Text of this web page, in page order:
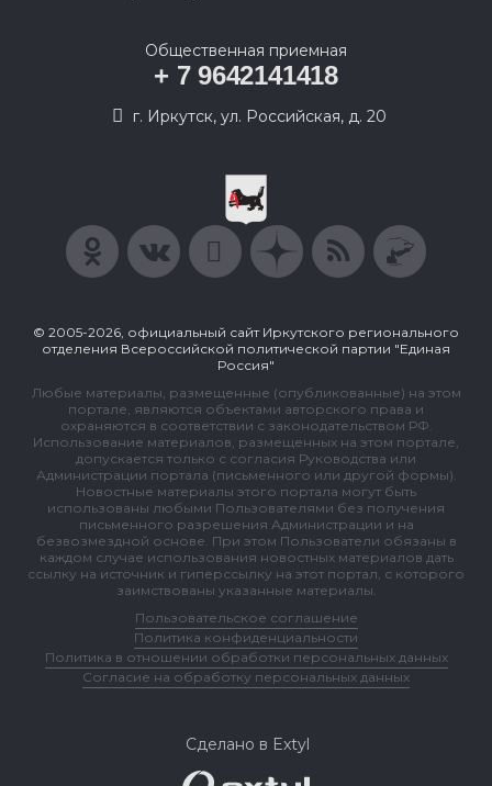
Общественная приемная
+ 7 9642141418
г. Иркутск, ул. Российская, д. 20
© 2005-2026, официальный сайт Иркутского регионального
отделения Всероссийской политической партии "Единая
Россия"
Любые материалы, размещенные (опубликованные) на этом
портале, являются объектами авторского права и
охраняются в соответствии с законодательством РФ.
Использование материалов, размещенных на этом портале,
допускается только с согласия Руководства или
Администрации портала (письменного или другой формы).
Новостные материалы этого портала могут быть
использованы любыми Пользователями без получения
письменного разрешения Администрации и на
безвозмездной основе. При этом Пользователи обязаны в
каждом случае использования новостных материалов дать
ссылку на источник и гиперссылку на этот портал, с которого
заимствованы указанные материалы.
Пользовательское соглашение
Политика конфиденциальности
Политика в отношении обработки персональных данных
Согласие на обработку персональных данных
Сделано в Extyl